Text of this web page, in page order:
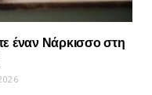
έναν Νάρκισσο στη